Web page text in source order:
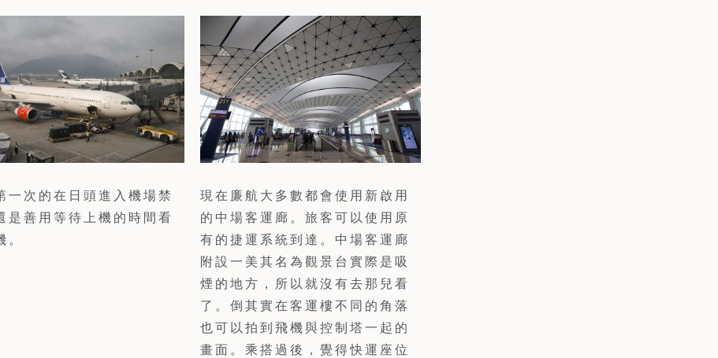
一次的在日頭進入機場禁
是善用等待上機的時間看
。
現在廉航大多數都會使用新啟用
的中場客運廊。旅客可以使用原
有的捷運系統到達。中場客運廊
附設一美其名為觀景台實際是吸
煙的地方，所以就沒有去那兒看
了。倒其實在客運樓不同的角落
也可以拍到飛機與控制塔一起的
畫面。乘搭過後，覺得快運座位